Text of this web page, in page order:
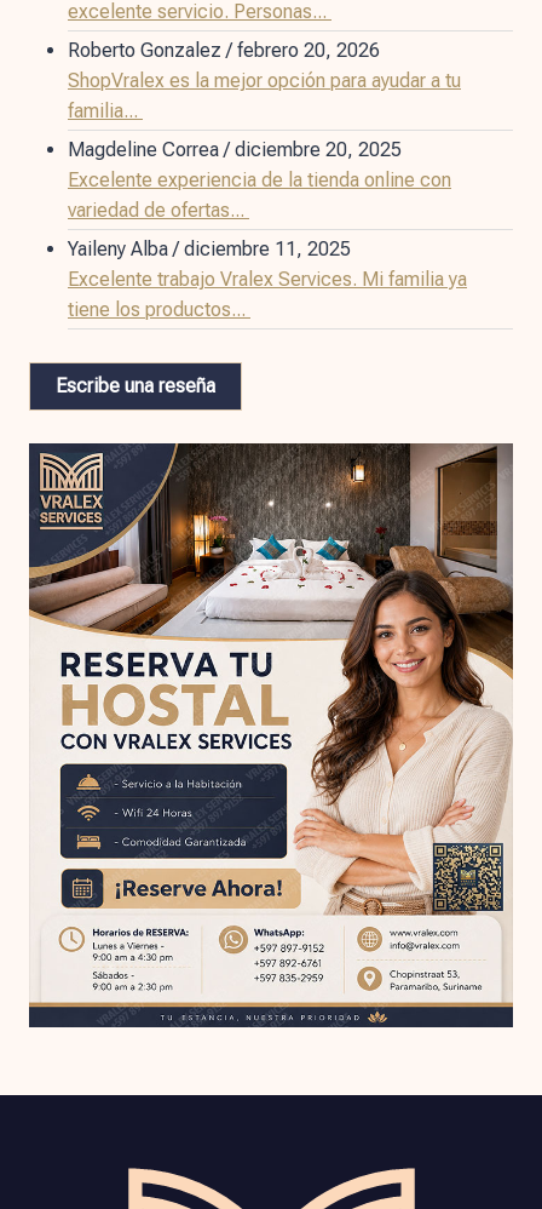
excelente servicio. Personas...
Roberto Gonzalez /febrero 20, 2026
ShopVralex es la mejor opción para ayudar a tu
familia...
Magdeline Correa /diciembre 20, 2025
Excelente experiencia de la tienda online con
variedad de ofertas...
Yaileny Alba /diciembre 11, 2025
Excelente trabajo Vralex Services. Mi familia ya
tiene los productos...
Escribe una reseña